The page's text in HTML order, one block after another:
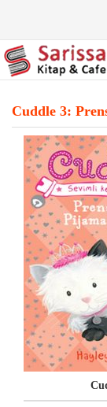
Cuddle 3: